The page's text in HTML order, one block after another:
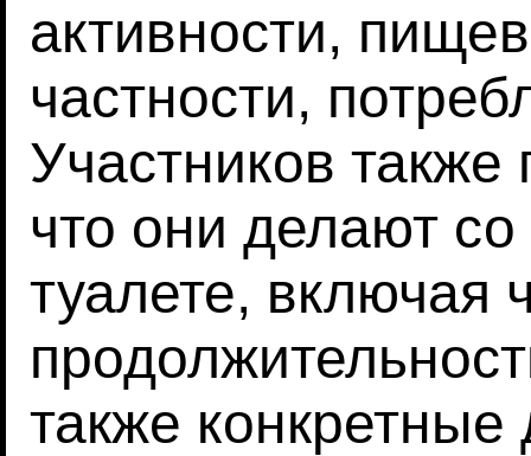
активности,
частности,
Участников
что они делают
туалете, включая
также конкретные